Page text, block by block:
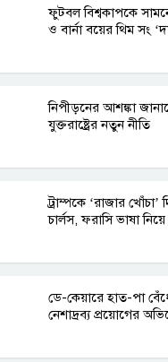
ফুটবল বিশ্বকাপকে
ও বার্না বয়ের থিম সং
নিপীড়নের আশঙ্কা
যুক্তরাষ্ট্রের নতুন নীতি
ট্রাম্পকে ‘রাজার খোঁচা’
চার্লস, ফরাসি ভাষা নিয়ে
ডে-কেয়ারে হাত-পা
নেশাদ্রব্য প্রয়োগের